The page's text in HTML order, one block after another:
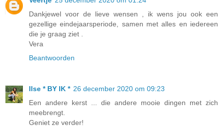
Dankjewel voor de lieve wensen , ik wens jou ook een
gezellige eindejaarsperiode, samen met alles en iedereen
die je graag ziet .
Vera
Beantwoorden
Ilse * BY IK * 26 december 2020 om 09:23
Een andere kerst ... die andere mooie dingen met zich
meebrengt.
Geniet ze verder!